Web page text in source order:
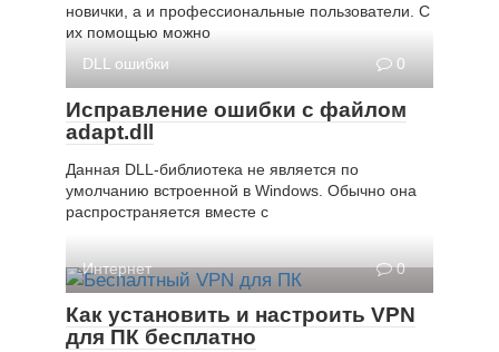
новички, а и профессиональные пользователи. С
их помощью можно
DLL ошибки
0
Исправление ошибки с файлом
adapt.dll
Данная DLL-библиотека не является по
умолчанию встроенной в Windows. Обычно она
распространяется вместе с
Интернет 0
Как установить и настроить VPN
для ПК бесплатно